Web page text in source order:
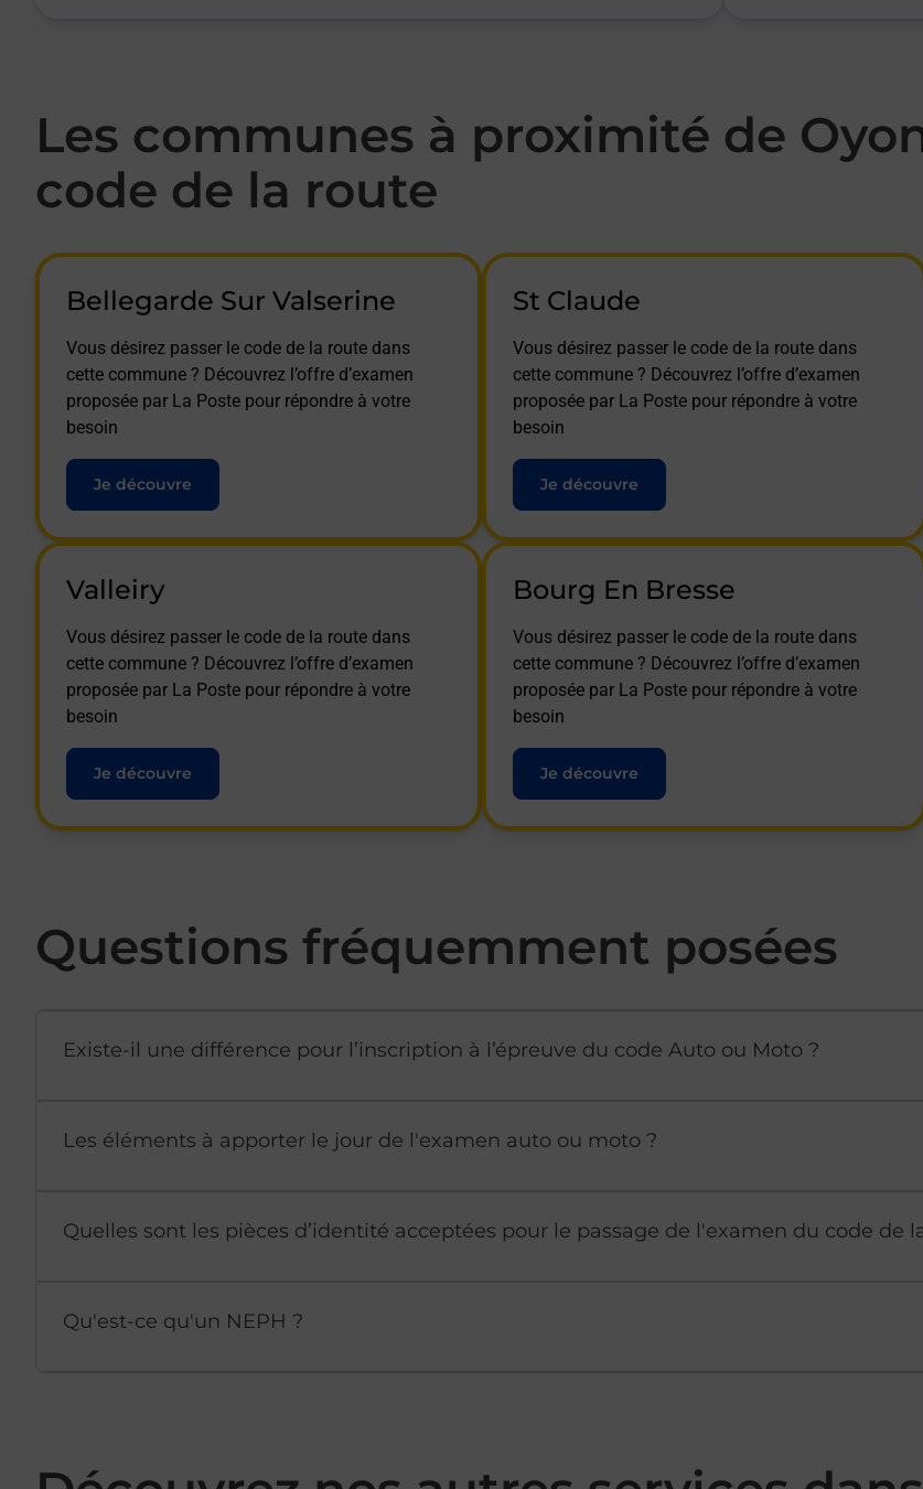
Les communes à proximité de
code de la route
Bellegarde Sur Valserine
Vous désirez passer le code de la route dans
cette commune ? Découvrez l’offre d’examen
proposée par La Poste pour répondre à votre
besoin
Je découvre
St Claude
Vous désirez passer le code de la route dans
cette commune ? Découvrez l’offre d’examen
proposée par La Poste pour répondre à votre
besoin
Je découvre
Valleiry
Vous désirez passer le code de la route dans
cette commune ? Découvrez l’offre d’examen
proposée par La Poste pour répondre à votre
besoin
Je découvre
Bourg En Bresse
Vous désirez passer le code de la route dans
cette commune ? Découvrez l’offre d’examen
proposée par La Poste pour répondre à votre
besoin
Je découvre
Questions fréquemment posées
Existe-il une différence pour l’inscription à l’épreuve du code Auto ou Moto ?
Les éléments à apporter le jour de l'examen auto ou moto ?
Quelles sont les pièces d’identité acceptées pour le passage de l'examen du code de
Qu'est-ce qu'un NEPH ?